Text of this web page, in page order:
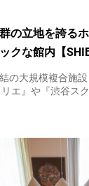
の立地を誇る
クな館内【
の大規模複合施
エ』や『渋谷ス
便性を誇るホテル